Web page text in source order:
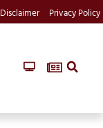
Disclaimer Privacy Policy